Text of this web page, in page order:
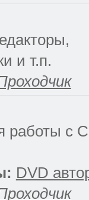
и т.п.
работы с
DVD